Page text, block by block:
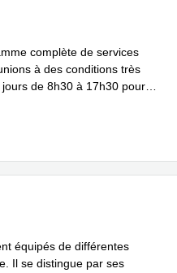
complète de services
à des conditions très
de 8h30 à 17h30 pour
équipés de différentes
Il se distingue par ses